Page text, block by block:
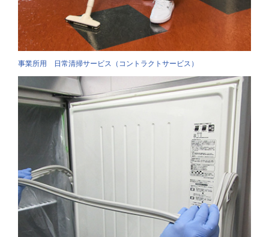
事業所用 日常清掃サービス（コントラクトサービス）